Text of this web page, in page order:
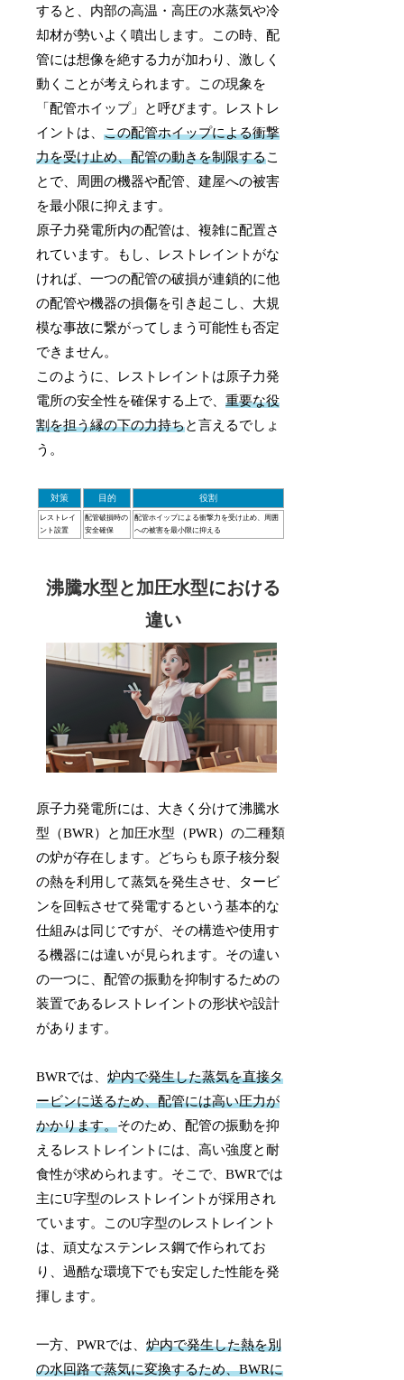
すると、内部の高温・高圧の水蒸気や冷
却材が勢いよく噴出します。この時、配
管には想像を絶する力が加わり、激しく
動くことが考えられます。この現象を
「配管ホイップ」と呼びます。レストレ
イントは、この配管ホイップによる衝撃
力を受け止め、配管の動きを制限するこ
とで、周囲の機器や配管、建屋への被害
を最小限に抑えます。
原子力発電所内の配管は、複雑に配置さ
れています。もし、レストレイントがな
ければ、一つの配管の破損が連鎖的に他
の配管や機器の損傷を引き起こし、大規
模な事故に繋がってしまう可能性も否定
できません。
このように、レストレイントは原子力発
電所の安全性を確保する上で、重要な役
割を担う縁の下の力持ちと言えるでしょ
う。
対策 目的 役割
レストレイ
ント設置
配管破損時の
安全確保
配管ホイップによる衝撃力を受け止め、周囲
への被害を最小限に抑える
沸騰水型と加圧水型における
違い
原子力発電所には、大きく分けて沸騰水
型（BWR）と加圧水型（PWR）の二種類
の炉が存在します。どちらも原子核分裂
の熱を利用して蒸気を発生させ、タービ
ンを回転させて発電するという基本的な
仕組みは同じですが、その構造や使用す
る機器には違いが見られます。その違い
の一つに、配管の振動を抑制するための
装置であるレストレイントの形状や設計
があります。
BWRでは、炉内で発生した蒸気を直接タ
ービンに送るため、配管には高い圧力が
かかります。そのため、配管の振動を抑
えるレストレイントには、高い強度と耐
食性が求められます。そこで、BWRでは
主にU字型のレストレイントが採用され
ています。このU字型のレストレイント
は、頑丈なステンレス鋼で作られてお
り、過酷な環境下でも安定した性能を発
揮します。
一方、PWRでは、炉内で発生した熱を別
の水回路で蒸気に変換するため、BWRに